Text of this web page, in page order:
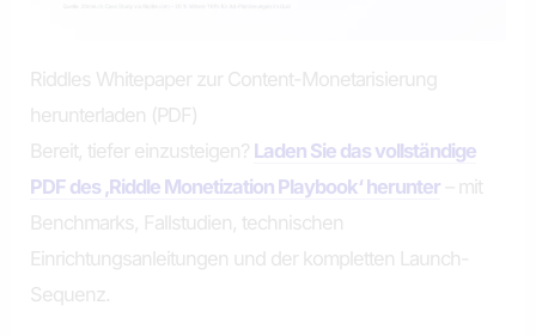
Riddles Whitepaper zur Content-Monetarisierung
herunterladen (PDF)
Bereit, tiefer einzusteigen? Laden Sie das vollständige
PDF des ‚Riddle Monetization Playbook‘ herunter – mit
Benchmarks, Fallstudien, technischen
Einrichtungsanleitungen und der kompletten Launch-
Sequenz.